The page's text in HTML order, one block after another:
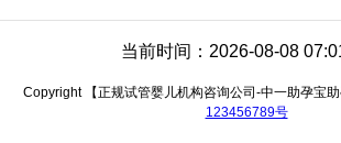
当前时间：2026-08-08
Copyright 【正规试管婴儿机构咨询公司-中一助孕宝
123456789号